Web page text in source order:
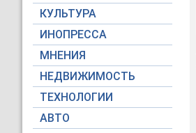
КУЛЬТУРА
ИНОПРЕССА
МНЕНИЯ
НЕДВИЖИМОСТЬ
ТЕХНОЛОГИИ
АВТО